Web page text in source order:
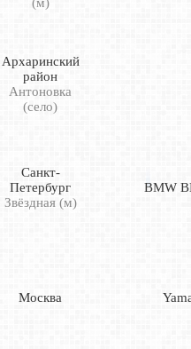
Архаринский
район
Антоновка
(село)
Санкт-
Петербург
Звёздная (м)
BMW
Москва